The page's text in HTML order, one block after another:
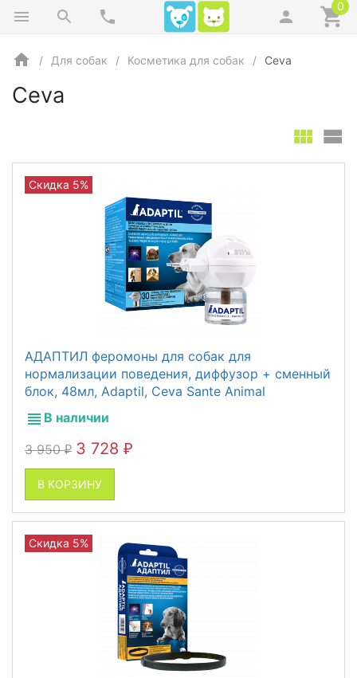
0
Для собак Косметика для собак Ceva
Ceva
АДАПТИЛ феромоны для собак для
нормализации поведения, диффузор + сменный
блок, 48мл, Adaptil, Ceva Sante Animal
В наличии
3 950₽ 3 728 ₽
В КОРЗИНУ
Скидка 5%
Скидка 5%